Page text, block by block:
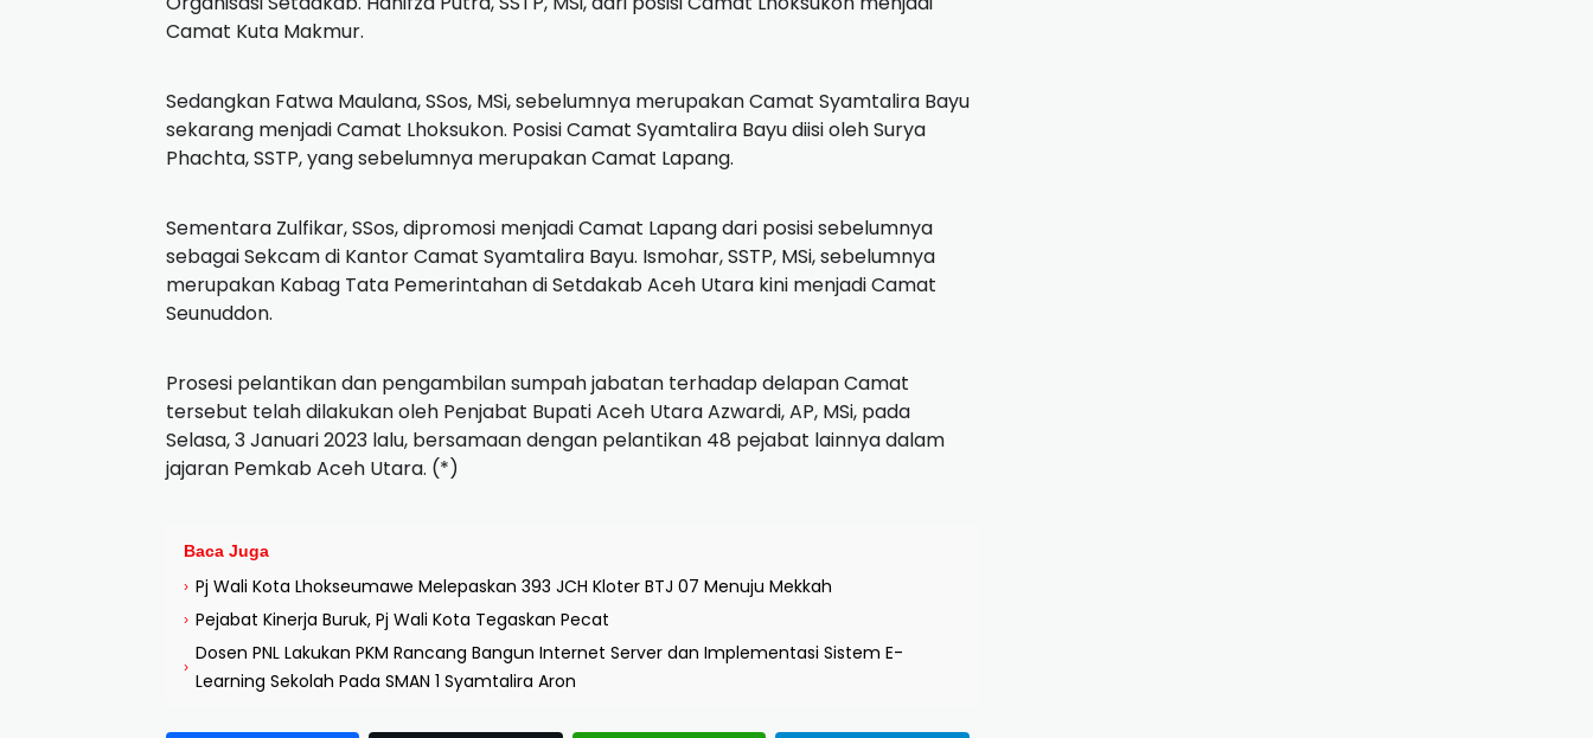
Camat Kuta Makmur.
Sedangkan Fatwa Maulana, SSos, MSi, sebelumnya merupakan Camat Syamtalira Bayu
sekarang menjadi Camat Lhoksukon. Posisi Camat Syamtalira Bayu diisi oleh Surya
Phachta, SSTP, yang sebelumnya merupakan Camat Lapang.
Sementara Zulfikar, SSos, dipromosi menjadi Camat Lapang dari posisi sebelumnya
sebagai Sekcam di Kantor Camat Syamtalira Bayu. Ismohar, SSTP, MSi, sebelumnya
merupakan Kabag Tata Pemerintahan di Setdakab Aceh Utara kini menjadi Camat
Seunuddon.
Prosesi pelantikan dan pengambilan sumpah jabatan terhadap delapan Camat
tersebut telah dilakukan oleh Penjabat Bupati Aceh Utara Azwardi, AP, MSi, pada
Selasa, 3 Januari 2023 lalu, bersamaan dengan pelantikan 48 pejabat lainnya dalam
jajaran Pemkab Aceh Utara. (*)
Baca Juga
› Pj Wali Kota Lhokseumawe Melepaskan 393 JCH Kloter BTJ 07 Menuju Mekkah
› Pejabat Kinerja Buruk, Pj Wali Kota Tegaskan Pecat
›
Dosen PNL Lakukan PKM Rancang Bangun Internet Server dan Implementasi Sistem E-
Learning Sekolah Pada SMAN 1 Syamtalira Aron